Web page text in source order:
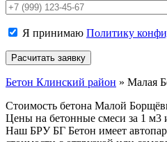
Я принимаю Политику
Бетон Клинский район » Малая
Стоимость бетона Малой
Цены на бетонные смеси за 1 м3
Наш БРУ БГ Бетон имеет